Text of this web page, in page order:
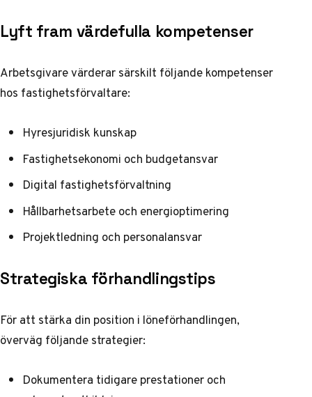
Lyft fram värdefulla kompetenser
Arbetsgivare värderar särskilt följande kompetenser
hos fastighetsförvaltare:
Hyresjuridisk kunskap
Fastighetsekonomi och budgetansvar
Digital fastighetsförvaltning
Hållbarhetsarbete och energioptimering
Projektledning och personalansvar
Strategiska förhandlingstips
För att stärka din position i löneförhandlingen,
överväg följande strategier:
Dokumentera tidigare prestationer och